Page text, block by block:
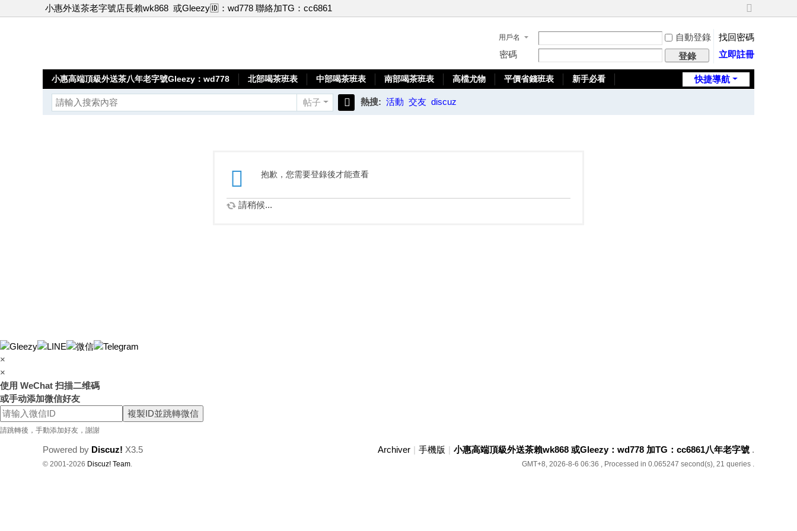
小惠外送茶老字號店長賴wk868 或Gleezy🆔：wd778 聯絡加TG：cc6861
切
到
寬
版
用戶名 自動登錄
找回密碼
密碼
登錄 立即註冊
快捷導航
小惠高端頂級外送茶八年老字號Gleezy：wd778 北部喝茶班表 中部喝茶班表 南部喝茶班表 高檔尤物 平價省錢班表
新手必看
帖子 熱搜: 活動 交友 discuz
抱歉，您需要登錄後才能查看
請稍候...
×
×
使用 WeChat 扫描二维碼
或手动添加微信好友
複製ID並跳轉微信
請跳轉後，手動添加好友，謝謝
Archiver | 手機版 | 小惠高端頂級外送茶賴wk868 或Gleezy：wd778 加TG：cc6861八年老字號 .
GMT+8, 2026-8-6 06:36 , Processed in 0.065247 second(s), 21 queries .
Powered by Discuz! X3.5
© 2001-2026 Discuz! Team.